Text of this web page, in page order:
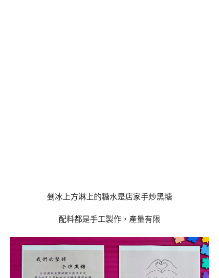
剉冰上方淋上的糖水是店家手炒黑糖
配料都是手工製作，產量有限